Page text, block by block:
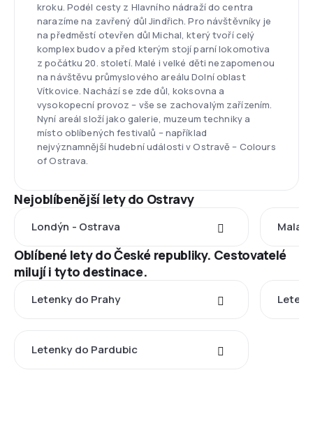
kroku. Podél cesty z Hlavního nádraží do centra
narazíme na zavřený důl Jindřich. Pro návštěvníky je
na předměstí otevřen důl Michal, který tvoří celý
komplex budov a před kterým stojí parní lokomotiva
z počátku 20. století. Malé i velké děti nezapomenou
na návštěvu průmyslového areálu Dolní oblast
Vítkovice. Nachází se zde důl, koksovna a
vysokopecní provoz – vše se zachovalým zařízením.
Nyní areál složí jako galerie, muzeum techniky a
místo oblíbených festivalů – například
nejvýznamnější hudební události v Ostravě – Colours
of Ostrava.
Nejoblíbenější lety do Ostravy
Londýn - Ostrava
Oblíbené lety do České republiky. Cestovatelé
milují i tyto destinace.
Letenky do Prahy
Letenky do Pardubic